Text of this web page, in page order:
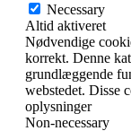
Necessary
Altid aktiveret
Nødvendige
korrekt. Denne
grundlæggende
webstedet. Disse
oplysninger
Non-necessary